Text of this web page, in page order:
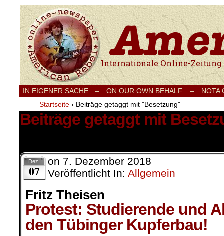
Internationale Onlinezeitung für Frieden,
IN EIGENER SACHE – ON OUR OWN BEHALF –
NOTA
Startseite › Beiträge getaggt mit "Besetzung"
Beiträge getaggt mit
Dez.
07
on 7. Dezember 2018
Veröffentlicht In: Allgemein
Fritz Theisen
Protest: Studierende und
den Tübinger Kupferbau!